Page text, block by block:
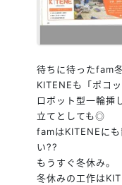
待ちに待ったfam
KITENEも「ポコ
ロボット型一輪挿
立てとしても◎
famはKITENEに
い??
もうすぐ冬休み。
冬休みの工作は